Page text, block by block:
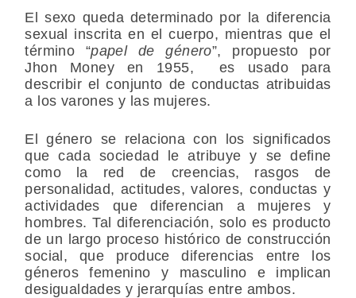
El sexo queda determinado por la diferencia
sexual inscrita en el cuerpo, mientras que el
término “papel de género”, propuesto por
Jhon Money en 1955, es usado para
describir el conjunto de conductas atribuidas
a los varones y las mujeres.
El género se relaciona con los significados
que cada sociedad le atribuye y se define
como la red de creencias, rasgos de
personalidad, actitudes, valores, conductas y
actividades que diferencian a mujeres y
hombres. Tal diferenciación, solo es producto
de un largo proceso histórico de construcción
social, que produce diferencias entre los
géneros femenino y masculino e implican
desigualdades y jerarquías entre ambos.